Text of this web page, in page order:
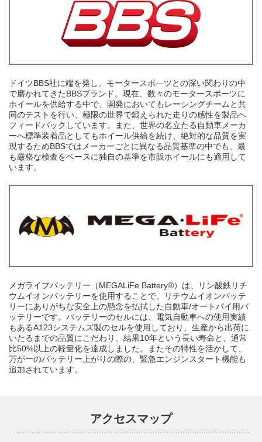
ドイツBBS社に端を発し、モータースポ―ツとの深い関わりの中
で磨かれてきたBBSブランド。現在、数々のモータースポーツに
ホイールを供給する中で、開発においてもレーシングチームと共
同のテストを行い、極限の世界で鍛えられた走りの感性を製品へ
フィードバックしています。また、世界の名立たる自動車メーカ
ーへ標準装着品としてもホイール供給を続け、絶対的な品質を実
現するためBBSではメーカーごとに異なる品質基準の中でも、最
も厳格な検査をベースに独自の基準を市販ホイールにも適用して
います。
メガライフバッテリー（MEGALiFe Battery®）は、リン酸鉄リチ
ウムイオンバッテリーを使用することで、リチウムイオンバッテ
リーにありがちな安全上の懸念を払拭した自動車/オートバイ用バ
ッテリーです。バッテリーのセルには、電気自動車への使用実績
もあるA123システムズ製のセルを使用しており、生産から出荷に
いたるまでの品質にこだわり、結果10年という長い寿命と、通常
比50%以上の軽量化を達成しました。またその特性を活かして、
万が一のバッテリー上がりの際の、緊急エンジンスタート機能も
追加されています。
アクセスマップ